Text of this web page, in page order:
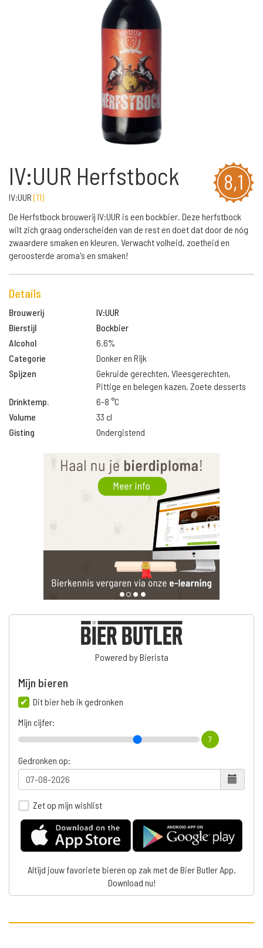
8,1
IV:UUR Herfstbock
IV:UUR(11)
De Herfstbock brouwerij IV:UUR is een bockbier. Deze herfstbock
wilt zich graag onderscheiden van de rest en doet dat door de nóg
zwaardere smaken en kleuren. Verwacht volheid, zoetheid en
geroosterde aroma's en smaken!
Details
Brouwerij
IV:UUR
Bierstijl
Bockbier
Alcohol
6.6%
Categorie
Donker en Rijk
Spijzen
Gekruide gerechten, Vleesgerechten,
Pittige en belegen kazen, Zoete desserts
Drinktemp.
6-8 °C
Volume
33 cl
Gisting
Ondergistend
Powered by Bierista
Mijn bieren
Dit bier heb ik gedronken
Mijn cijfer:
7
Gedronken op:
Zet op mijn wishlist
Altijd jouw favoriete bieren op zak met de Bier Butler App.
Download nu!